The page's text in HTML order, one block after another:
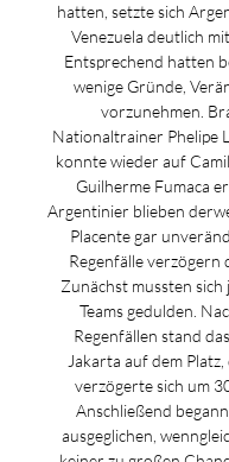
hatten, setzte sich
Venezuela deutlich
Entsprechend hatten
wenige Gründe,
vorzunehmen.
Nationaltrainer Phelipe
konnte wieder auf
Guilherme Fumaca
Argentinier blieben
Placente gar
Regenfälle verzögern
Zunächst mussten sich
Teams gedulden.
Regenfällen stand
Jakarta auf dem
verzögerte sich um
Anschließend
ausgeglichen,